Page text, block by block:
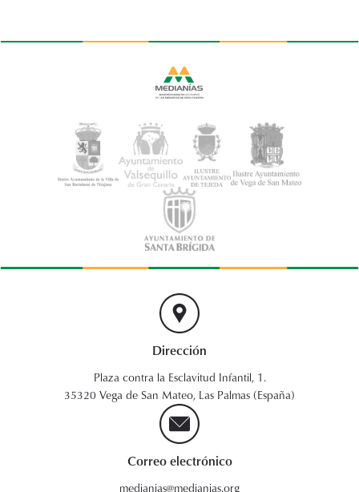
Dirección
Plaza contra la Esclavitud Infantil, 1.
35320 Vega de San Mateo, Las Palmas (España)
Correo electrónico
medianias@medianias.org